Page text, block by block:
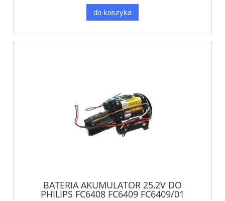
do koszyka
BATERIA AKUMULATOR 25,2V DO
PHILIPS FC6408 FC6409 FC6409/01